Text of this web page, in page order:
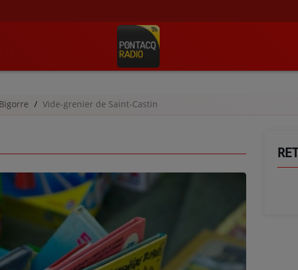
Vide-grenier de Saint-Castin